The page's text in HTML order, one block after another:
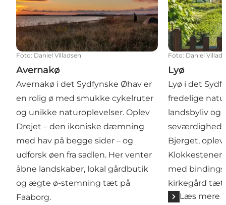
Foto: Daniel Villadsen
Avernakø
Avernakø i det Sydfynske Øhav er
en rolig ø med smukke cykelruter
og unikke naturoplevelser. Oplev
Drejet – den ikoniske dæmning
med hav på begge sider – og
udforsk øen fra sadlen. Her venter
åbne landskaber, lokal gårdbutik
og ægte ø-stemning tæt på
Faaborg.
Foto: Daniel
Lyø
Lyø i det
fredelige
landsbyliv og
Bjerget,
med
kirkegård tæt
Læs mere